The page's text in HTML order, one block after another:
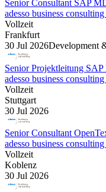
Senior Consultant SAP
adesso business
Vollzeit
Frankfurt
30 Jul 2026Development
Senior Projektleitung
adesso business
Vollzeit
Stuttgart
30 Jul 2026
Senior Consultant
adesso business
Vollzeit
Koblenz
30 Jul 2026